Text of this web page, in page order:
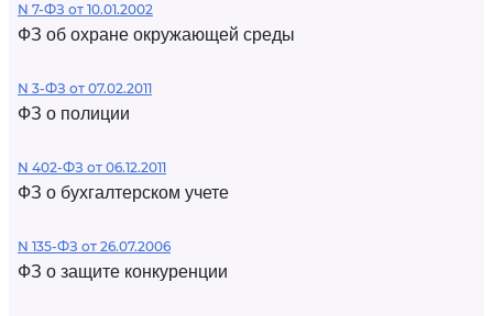
N 7-ФЗ от 10.01.2002
ФЗ об охране окружающей среды
N 3-ФЗ от 07.02.2011
ФЗ о полиции
N 402-ФЗ от 06.12.2011
ФЗ о бухгалтерском учете
N 135-ФЗ от 26.07.2006
ФЗ о защите конкуренции